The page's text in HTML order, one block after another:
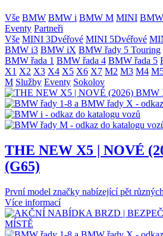
Vše BMW BMW i BMW M MINI
Eventy Partneři
Vše MINI 3Dvéřové MINI 5Dvéřové
BMW i3 BMW iX BMW řady 5 Touring
BMW řada 1 BMW řada 4 BMW řada 5
X1 X2 X3 X4 X5 X6 X7 M2 M3 M4
M Služby Eventy Sokolov
THE NEW X5 | NOVÉ
(G65)
První model značky nabízející pět
Více informací